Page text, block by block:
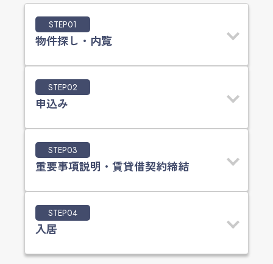
STEP01
物件探し・内覧
STEP02
申込み
STEP03
重要事項説明・賃貸借契約締結
STEP04
入居